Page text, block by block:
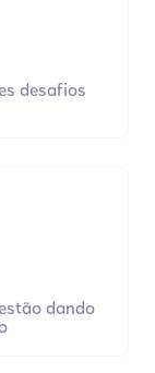
desafios
dando